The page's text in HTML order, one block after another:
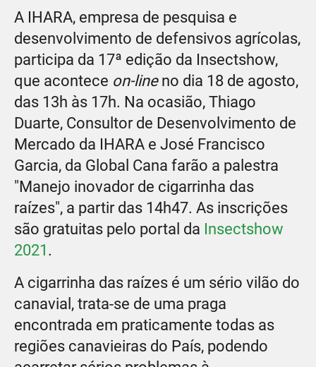
A IHARA, empresa de pesquisa e
desenvolvimento de defensivos agrícolas,
participa da 17ª edição da Insectshow,
que acontece on-lineno dia 18 de agosto,
das 13h às 17h. Na ocasião, Thiago
Duarte, Consultor de Desenvolvimento de
Mercado da IHARA e José Francisco
Garcia, da Global Cana farão a palestra
"Manejo inovador de cigarrinha das
raízes", a partir das 14h47. As inscrições
são gratuitas pelo portal da Insectshow
2021 .
A cigarrinha das raízes é um sério vilão do
canavial, trata-se de uma praga
encontrada em praticamente todas as
regiões canavieiras do País, podendo